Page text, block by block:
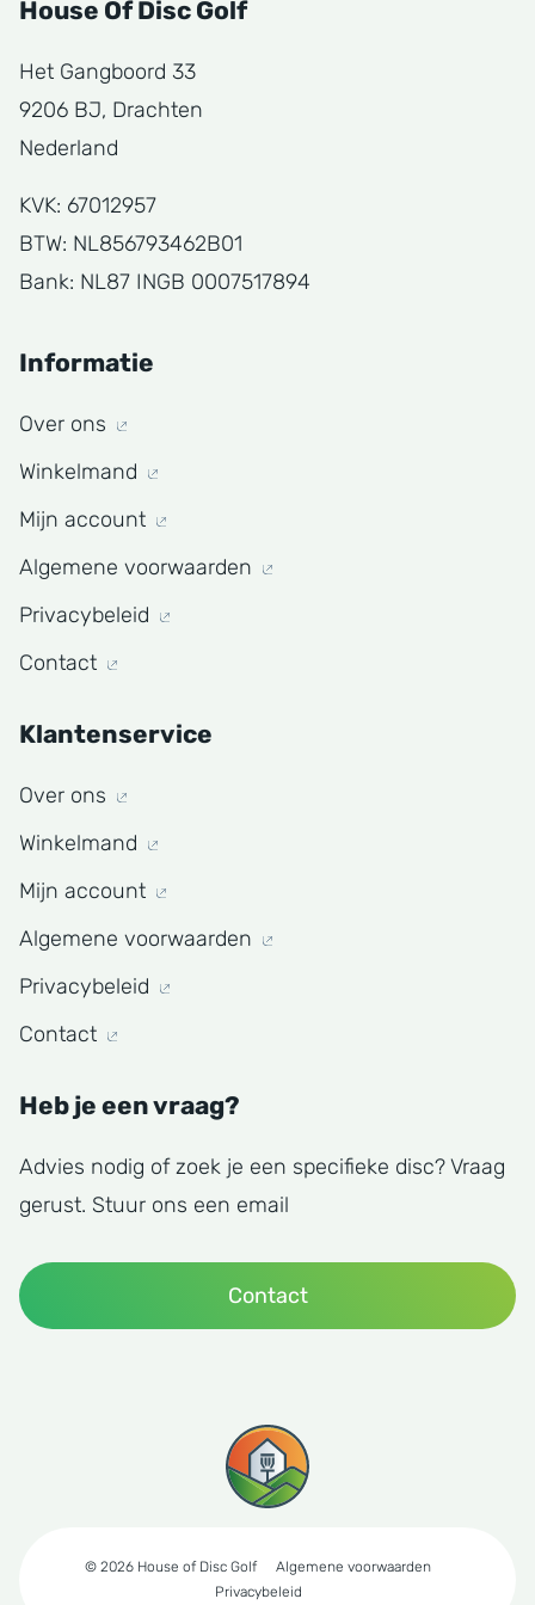
House Of Disc Golf
Het Gangboord 33
9206 BJ, Drachten
Nederland
KVK: 67012957
BTW: NL856793462B01
Bank: NL87 INGB 0007517894
Informatie
Over ons
Winkelmand
Mijn account
Algemene voorwaarden
Privacybeleid
Contact
Klantenservice
Over ons
Winkelmand
Mijn account
Algemene voorwaarden
Privacybeleid
Contact
Heb je een vraag?
Advies nodig of zoek je een specifieke disc? Vraag
gerust. Stuur ons een email
Contact
© 2026 House of Disc Golf
Algemene voorwaarden
Privacybeleid